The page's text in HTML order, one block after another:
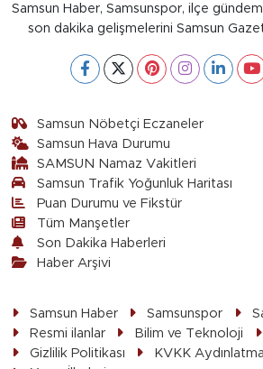
Samsun Haber, Samsunspor, ilçe
son dakika gelişmelerini Samsun
Samsun Nöbetçi Eczaneler
Samsun Hava Durumu
SAMSUN Namaz Vakitleri
Samsun Trafik Yoğunluk Haritası
Puan Durumu ve Fikstür
Tüm Manşetler
Son Dakika Haberleri
Haber Arşivi
Samsun Haber Samsunspor
Resmi ilanlar
Bilim ve Teknoloji
Gizlilik Politikası
KVKK